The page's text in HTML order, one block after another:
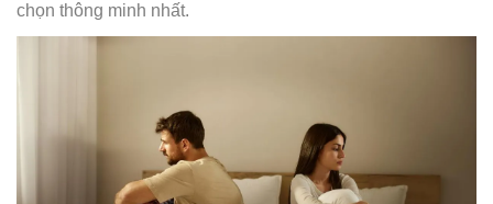
chọn thông minh nhất.